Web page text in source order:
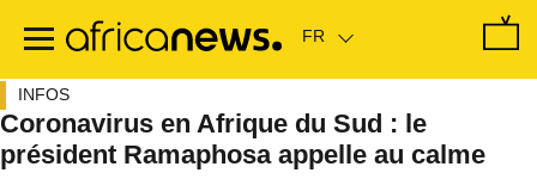
contenu
INFOS
Coronavirus en Afrique du Sud : le
président Ramaphosa appelle au calme